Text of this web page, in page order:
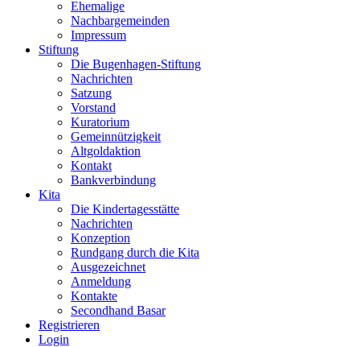
Ehemalige
Nachbargemeinden
Impressum
Stiftung
Die Bugenhagen-Stiftung
Nachrichten
Satzung
Vorstand
Kuratorium
Gemeinnützigkeit
Altgoldaktion
Kontakt
Bankverbindung
Kita
Die Kindertagesstätte
Nachrichten
Konzeption
Rundgang durch die Kita
Ausgezeichnet
Anmeldung
Kontakte
Secondhand Basar
Registrieren
Login